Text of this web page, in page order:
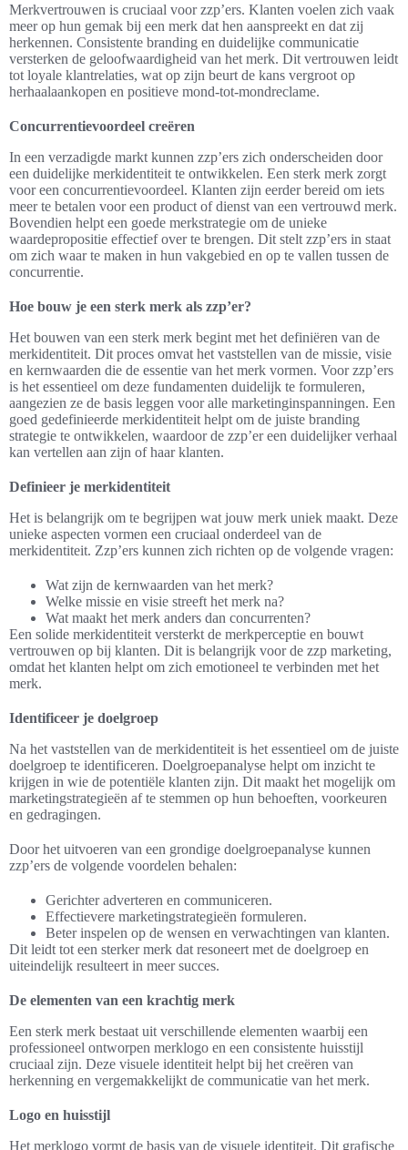
Merkvertrouwen is cruciaal voor zzp’ers. Klanten voelen zich vaak
meer op hun gemak bij een merk dat hen aanspreekt en dat zij
herkennen. Consistente branding en duidelijke communicatie
versterken de geloofwaardigheid van het merk. Dit vertrouwen leidt
tot loyale klantrelaties, wat op zijn beurt de kans vergroot op
herhaalaankopen en positieve mond-tot-mondreclame.
Concurrentievoordeel creëren
In een verzadigde markt kunnen zzp’ers zich onderscheiden door
een duidelijke merkidentiteit te ontwikkelen. Een sterk merk zorgt
voor een concurrentievoordeel. Klanten zijn eerder bereid om iets
meer te betalen voor een product of dienst van een vertrouwd merk.
Bovendien helpt een goede merkstrategie om de unieke
waardepropositie effectief over te brengen. Dit stelt zzp’ers in staat
om zich waar te maken in hun vakgebied en op te vallen tussen de
concurrentie.
Hoe bouw je een sterk merk als zzp’er?
Het bouwen van een sterk merk begint met het definiëren van de
merkidentiteit. Dit proces omvat het vaststellen van de missie, visie
en kernwaarden die de essentie van het merk vormen. Voor zzp’ers
is het essentieel om deze fundamenten duidelijk te formuleren,
aangezien ze de basis leggen voor alle marketinginspanningen. Een
goed gedefinieerde merkidentiteit helpt om de juiste branding
strategie te ontwikkelen, waardoor de zzp’er een duidelijker verhaal
kan vertellen aan zijn of haar klanten.
Definieer je merkidentiteit
Het is belangrijk om te begrijpen wat jouw merk uniek maakt. Deze
unieke aspecten vormen een cruciaal onderdeel van de
merkidentiteit. Zzp’ers kunnen zich richten op de volgende vragen:
Wat zijn de kernwaarden van het merk?
Welke missie en visie streeft het merk na?
Wat maakt het merk anders dan concurrenten?
Een solide merkidentiteit versterkt de merkperceptie en bouwt
vertrouwen op bij klanten. Dit is belangrijk voor de zzp marketing,
omdat het klanten helpt om zich emotioneel te verbinden met het
merk.
Identificeer je doelgroep
Na het vaststellen van de merkidentiteit is het essentieel om de juiste
doelgroep te identificeren. Doelgroepanalyse helpt om inzicht te
krijgen in wie de potentiële klanten zijn. Dit maakt het mogelijk om
marketingstrategieën af te stemmen op hun behoeften, voorkeuren
en gedragingen.
Door het uitvoeren van een grondige doelgroepanalyse kunnen
zzp’ers de volgende voordelen behalen:
Gerichter adverteren en communiceren.
Effectievere marketingstrategieën formuleren.
Beter inspelen op de wensen en verwachtingen van klanten.
Dit leidt tot een sterker merk dat resoneert met de doelgroep en
uiteindelijk resulteert in meer succes.
De elementen van een krachtig merk
Een sterk merk bestaat uit verschillende elementen waarbij een
professioneel ontworpen merklogo en een consistente huisstijl
cruciaal zijn. Deze visuele identiteit helpt bij het creëren van
herkenning en vergemakkelijkt de communicatie van het merk.
Logo en huisstijl
Het merklogo vormt de basis van de visuele identiteit. Dit grafische